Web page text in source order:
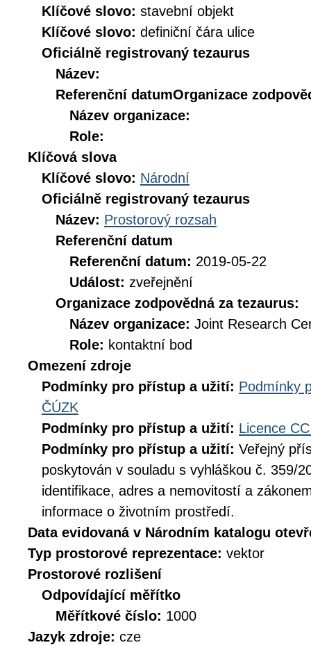
Klíčové slovo: stavební objekt
Klíčové slovo: definiční čára ulice
Oficiálně registrovaný tezaurus
Název:
Referenční datumOrganizace
Název organizace:
Role:
Klíčová slova
Klíčové slovo: Národní
Oficiálně registrovaný tezaurus
Název: Prostorový rozsah
Referenční datum
Referenční datum: 2019-05-22
Událost: zveřejnění
Organizace zodpovědná za tezaurus:
Název organizace: Joint Research
Role: kontaktní bod
Omezení zdroje
Podmínky pro přístup a užití: Podmínky
ČÚZK
Podmínky pro přístup a užití: Licence
Podmínky pro přístup a užití: Veřejný
poskytován v souladu s vyhláškou č. 359/
identifikace, adres a nemovitostí a
informace o životním prostředí.
Data evidovaná v Národním katalogu
Typ prostorové reprezentace: vektor
Prostorové rozlišení
Odpovídající měřítko
Měřítkové číslo: 1000
Jazyk zdroje: cze